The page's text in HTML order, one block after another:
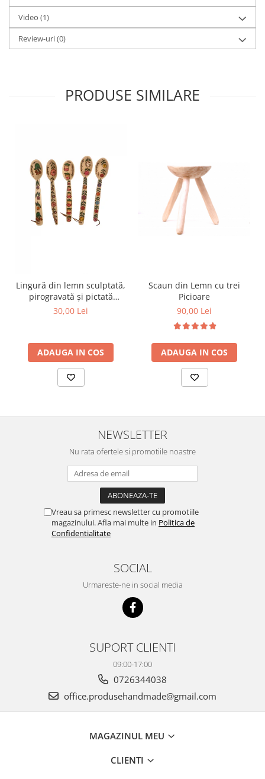
Video (1)
Review-uri(0)
PRODUSE SIMILARE
Lingură din lemn sculptată,
pirogravată și pictată
manual
30,00 Lei
ADAUGA IN COS
Scaun din Lemn cu trei
Picioare
90,00 Lei
ADAUGA IN COS
NEWSLETTER
Nu rata ofertele si promotiile noastre
Vreau sa primesc newsletter cu promotiile
magazinului. Afla mai multe in Politica de
Confidentialitate
SOCIAL
Urmareste-ne in social media
SUPORT CLIENTI
09:00-17:00
0726344038
office.produsehandmade@gmail.com
MAGAZINUL MEU
CLIENTI